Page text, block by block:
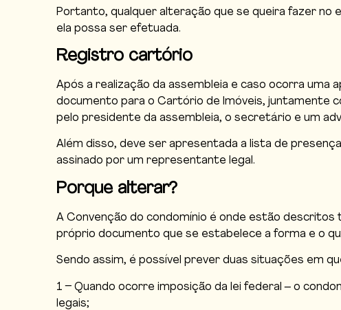
Portanto, qualquer alteração que se queira fazer
ela possa ser efetuada.
Registro cartório
Após a realização da assembleia e caso ocorra uma
documento para o Cartório de Imóveis, juntamente
pelo presidente da assembleia, o secretário e um
Além disso, deve ser apresentada a lista de
assinado por um representante legal.
Porque alterar?
A Convenção do condomínio é onde estão
próprio documento que se estabelece a forma e o
Sendo assim, é possível prever duas situações em
1 – Quando ocorre imposição da lei federal – o
legais;